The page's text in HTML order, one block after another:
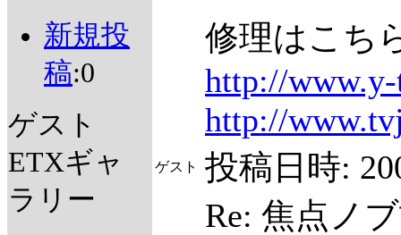
新規投
稿:0
ゲスト
ETXギャ
ラリー
修理はこち
http://
http://
ゲスト 投稿日時:
Re: 焦点ノ